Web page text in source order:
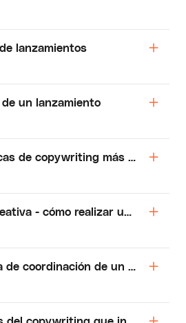
lanzamientos
un lanzamiento
de copywriting más eficaces
- cómo realizar un
de coordinación de un